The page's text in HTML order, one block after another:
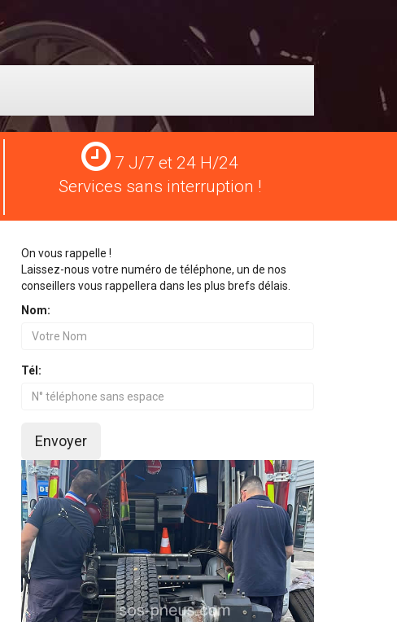
Services
24
H/24
7 J/7 et 24 H/24
Services sans interruption !
On vous rappelle !
Laissez-nous votre numéro de téléphone, un de nos
conseillers vous rappellera dans les plus brefs délais.
Nom:
Tél:
Envoyer